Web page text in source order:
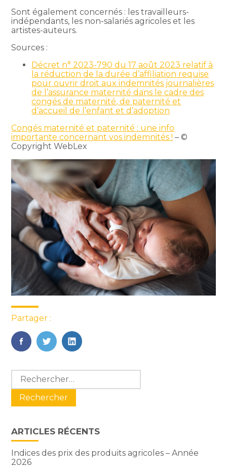
Sont également concernés : les travailleurs-
indépendants, les non-salariés agricoles et les
artistes-auteurs.
Sources :
Décret n° 2023-790 du 17 août 2023 relatif à
la réduction de la durée d’affiliation requise
pour ouvrir droit aux indemnités journalières
de l’assurance maternité dans le cadre des
congés de maternité, de paternité et
d’accueil de l’enfant et d’adoption
Congés maternité et paternité : une info
importante concernant vos indemnités ! – ©
Copyright WebLex
Partager :
FaceBook
TwitterLinkedIn
Blog
sidebar
Rechercher :
ARTICLES RÉCENTS
Indices des prix des produits agricoles – Année
2026